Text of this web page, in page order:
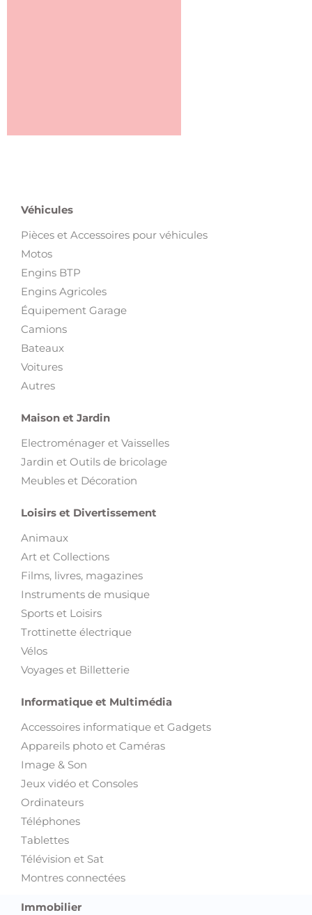
Véhicules
Pièces et Accessoires pour véhicules
Motos
Engins BTP
Engins Agricoles
Équipement Garage
Camions
Bateaux
Voitures
Autres
Maison et Jardin
Electroménager et Vaisselles
Jardin et Outils de bricolage
Meubles et Décoration
Loisirs et Divertissement
Animaux
Art et Collections
Films, livres, magazines
Instruments de musique
Sports et Loisirs
Trottinette électrique
Vélos
Voyages et Billetterie
Informatique et Multimédia
Accessoires informatique et Gadgets
Appareils photo et Caméras
Image & Son
Jeux vidéo et Consoles
Ordinateurs
Téléphones
Tablettes
Télévision et Sat
Montres connectées
Immobilier